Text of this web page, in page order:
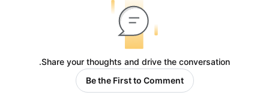
Share your thoughts and drive the conversation.
Be the First to Comment